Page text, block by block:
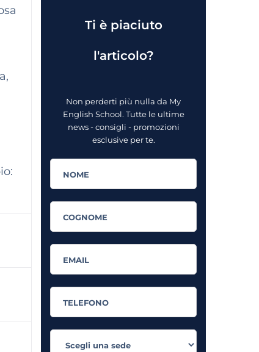
Ti è piaciuto
l'articolo?
Non perderti più nulla da My
English School. Tutte le ultime
news - consigli - promozioni
esclusive per te.